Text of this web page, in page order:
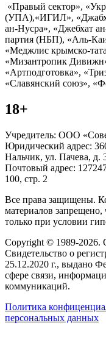
«Правый сектор»,
(УПА),«ИГИЛ»,
ан-Нусра», «Джебхат
партия (НБП), «Аль-
«Меджлис крымско-
«Мизантропик
«Артподготовка»,
«Славянский союз»,
18+
Учредитель: ООО
Юридический адрес:
Нальчик, ул. Пачева, д.
Почтовый адрес:
100, стр. 2
Все права защищены.
материалов
только при условии
Copyright © 1989-
Свидетельство о
25.12.2020 г., выдано
сфере связи,
коммуникаций.
Политика
персональных данных